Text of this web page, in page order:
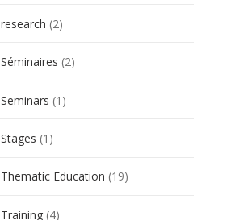
research (2)
Séminaires (2)
Seminars (1)
Stages (1)
Thematic Education (19)
Training(4)